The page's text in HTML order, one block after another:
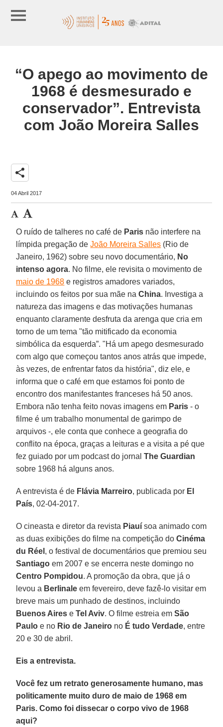
“O apego ao movimento de
1968 é desmesurado e
conservador”. Entrevista
com João Moreira Salles
share
04 Abril 2017
O ruído de talheres no café de Paris não interfere na
límpida pregação deJoão Moreira Salles (Rio de
Janeiro, 1962) sobre seu novo documentário, No
intenso agora. No filme, ele revisita o movimento de
maio de 1968 e registros amadores variados,
incluindo os feitos por sua mãe naChina. Investiga a
natureza das imagens e das motivações humanas
enquanto claramente desfruta da arenga que cria em
torno de um tema "tão mitificado da economia
simbólica da esquerda”. "Há um apego desmesurado
com algo que começou tantos anos atrás que impede,
às vezes, de enfrentar fatos da história", diz ele, e
informa que o café em que estamos foi ponto de
encontro dos manifestantes franceses há 50 anos.
Embora não tenha feito novas imagens em Paris - o
filme é um trabalho monumental de garimpo de
arquivos -, ele conta que conhece a geografia do
conflito na época, graças a leituras e a visita a pé que
fez guiado por um podcast do jornalThe Guardian
sobre 1968 há alguns anos.
A entrevista é de Flávia Marreiro, publicada por El
País, 02-04-2017.
O cineasta e diretor da revista Piauí soa animado com
as duas exibições do filme na competição doCinéma
du Réel , o festival de documentários que premiou seu
Santiago em 2007 e se encerra neste domingo no
Centro Pompidou. A promoção da obra, que já o
levou a Berlinale em fevereiro, deve fazê-lo visitar em
breve mais um punhado de destinos, incluindo
Buenos Aires eTel Aviv. O filme estreia emSão
Paulo e no Rio de Janeiro no É tudo Verdade, entre
20 e 30 de abril.
Eis a entrevista.
Você fez um retrato generosamente humano, mas
politicamente muito duro de maio de 1968 em
Paris. Como foi dissecar o corpo vivo de 1968
aqui?